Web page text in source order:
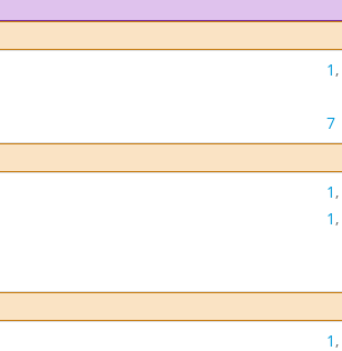
1,
7
1,
1,
1,